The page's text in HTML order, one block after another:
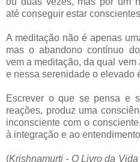
até conseguir estar
A meditação não é apenas
mas o abandono contínuo do
vem a meditação, da qual
e nessa serenidade o elevado
Escrever o que se pensa e
reações, produz uma
inconsciente com o
à integração e ao
(Krishnamurti - O Livro da